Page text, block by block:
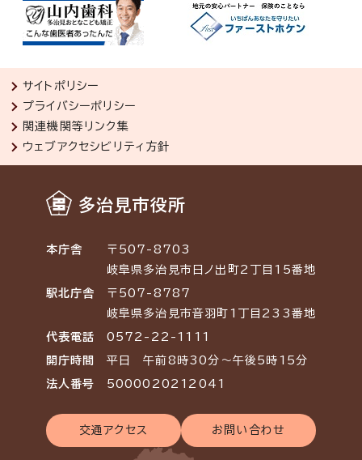
サイトポリシー
プライバシーポリシー
関連機関等リンク集
ウェブアクセシビリティ方針
多治見市役所
本庁舎
〒507-8703
岐阜県多治見市日ノ出町2丁目15番地
駅北庁舎
〒507-8787
岐阜県多治見市音羽町1丁目233番地
代表電話 0572-22-1111
開庁時間 平日 午前8時30分～午後5時15分
法人番号 5000020212041
交通アクセス お問い合わせ